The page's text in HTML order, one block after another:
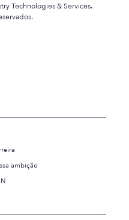
Technologies & Services.
ambição